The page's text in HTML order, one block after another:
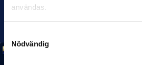
användas.
Nödvändig